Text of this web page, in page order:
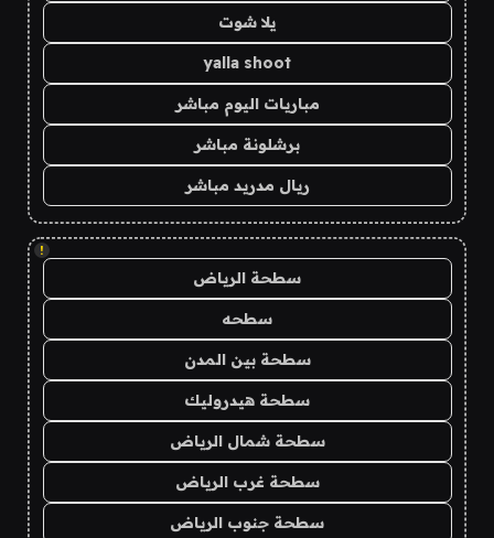
يلا شوت
yalla shoot
مباريات اليوم مباشر
برشلونة مباشر
ريال مدريد مباشر
!
سطحة الرياض
سطحه
سطحة بين المدن
سطحة هيدروليك
سطحة شمال الرياض
سطحة غرب الرياض
سطحة جنوب الرياض